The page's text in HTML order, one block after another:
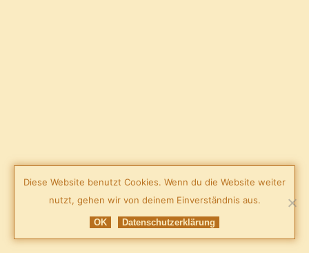
Diese Website benutzt Cookies. Wenn du die Website weiter
nutzt, gehen wir von deinem Einverständnis aus.
OK Datenschutzerklärung